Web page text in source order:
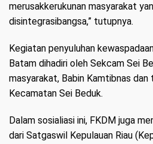
merusakkerukunan masyarakat
disintegrasibangsa,” tutupnya.
Kegiatan penyuluhan
Batam dihadiri oleh Sekcam Sei
masyarakat, Babin Kamtibnas
Kecamatan Sei Beduk.
Dalam sosialiasi ini, FKDM juga
dari Satgaswil Kepulauan Riau